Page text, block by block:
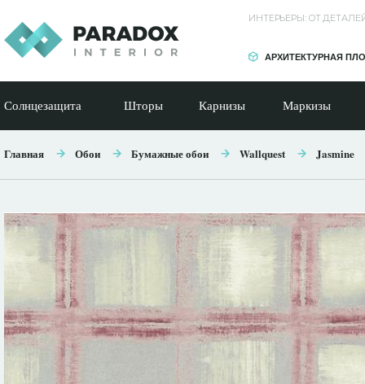
ИНТЕРЬЕРЫ: ОТ
АРХИТЕКТУРНАЯ
Солнцезащита Шторы Карнизы Маркизы
Главная Обои Бумажные обои Wallquest Jasmine